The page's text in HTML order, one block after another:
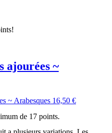
ajourées ~
16,50 €
de 17 points.